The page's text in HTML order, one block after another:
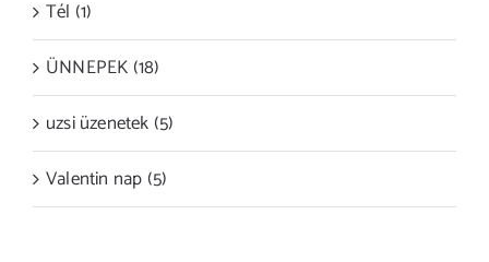
Tél (1)
ÜNNEPEK (18)
uzsi üzenetek (5)
Valentin nap (5)